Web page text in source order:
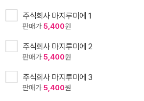
주식회사 마지루미에 1
판매가 5,400원
주식회사 마지루미에 2
판매가 5,400원
주식회사 마지루미에 3
판매가 5,400원